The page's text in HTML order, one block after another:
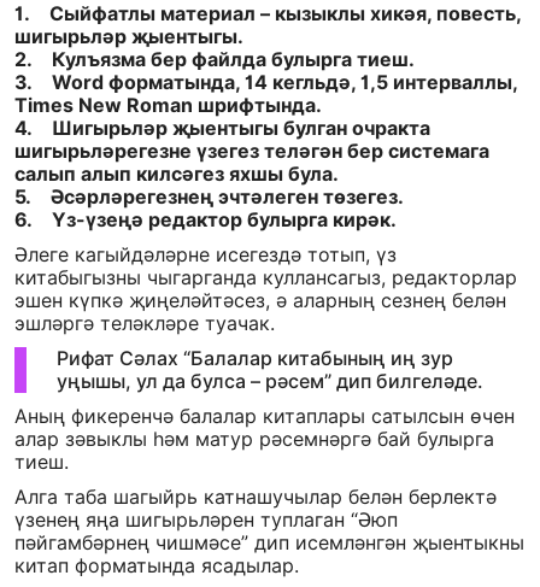
1. Сыйфатлы материал – кызыклы хикәя, повесть,
шигырьләр җыентыгы.
2. Кулъязма бер файлда булырга тиеш.
3. Word форматында, 14 кегльдә, 1,5 интерваллы,
Times New Roman шрифтында.
4. Шигырьләр җыентыгы булган очракта
шигырьләрегезне үзегез теләгән бер системага
салып алып килсәгез яхшы була.
5. Әсәрләрегезнең эчтәлеген төзегез.
6. Үз-үзеңә редактор булырга кирәк.
Әлеге кагыйдәләрне исегездә тотып, үз
китабыгызны чыгарганда куллансагыз, редакторлар
эшен күпкә җиңеләйтәсез, ә аларның сезнең белән
эшләргә теләкләре туачак.
Рифат Сәлах “Балалар китабының иң зур
уңышы, ул да булса – рәсем” дип билгеләде.
Аның фикеренчә балалар китаплары сатылсын өчен
алар зәвыклы һәм матур рәсемнәргә бай булырга
тиеш.
Алга таба шагыйрь катнашучылар белән берлектә
үзенең яңа шигырьләрен туплаган “Әюп
пәйгамбәрнең чишмәсе” дип исемләнгән җыентыкны
китап форматында ясадылар.